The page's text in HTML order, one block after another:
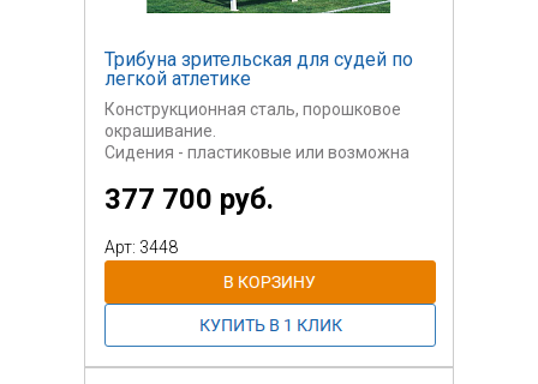
Трибуна зрительская для судей по
легкой атлетике
Конструкционная сталь, порошковое
окрашивание.
Сидения - пластиковые или возможна
мягких сидений от простых до элитных.
транспортировочными колесами.
Возможно
изготовление крытой трибуны.
Стоимость указана за трибуну (пара,
одна
с пластиковыми сидениями, другая - с
377 700 руб.
Арт: 3448